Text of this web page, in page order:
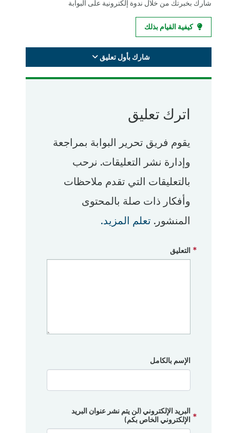
شارك بخبرتك من خلال ندوة إلكترونية على البوابة
كيفية القيام بذلك
شارك بأول تعليق
اترك تعليق
يقوم فريق تحرير البوابة بمراجعة
وإدارة نشر التعليقات. نرحب
بالتعليقات التي تقدم ملاحظات
وأفكار ذات صلة بالمحتوى
المنشور.تعلم المزيد.
التعليق
الإسم بالكامل
البريد الإلكتروني (لن يتم نشر عنوان البريد
الإلكتروني الخاص بكم)